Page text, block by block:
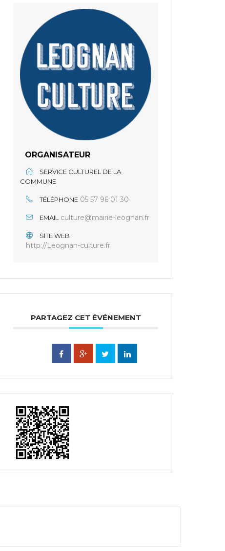
ORGANISATEUR
SERVICE CULTUREL DE LA
COMMUNE
TÉLÉPHONE 05 57 96 01 30
EMAIL culture@mairie-leognan.fr
SITE WEB
http://Leognan-culture.fr
PARTAGEZ CET ÉVÉNEMENT